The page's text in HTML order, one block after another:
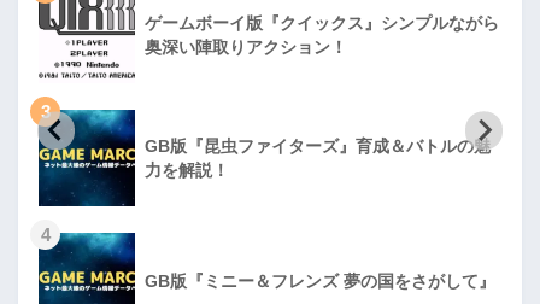
ゲームボーイ版『クイックス』シンプルながら
奥深い陣取りアクション！
3
GB版『昆虫ファイターズ』育成＆バトルの魅
力を解説！
4
GB版『ミニー＆フレンズ 夢の国をさがして』